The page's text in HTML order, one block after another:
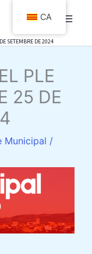
SETEMBRE DE 2024
PLE
25 DE
Municipal /
CA